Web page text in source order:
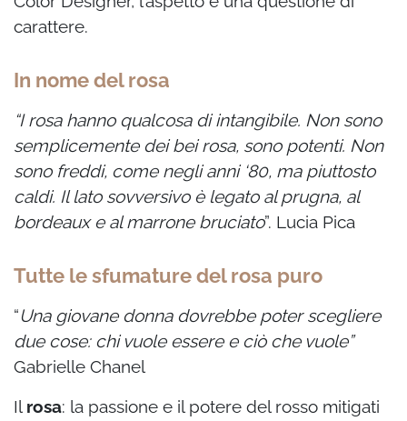
carattere.
In nome del rosa
“I rosa hanno qualcosa di intangibile. Non sono
semplicemente dei bei rosa, sono potenti. Non
sono freddi, come negli anni ‘80, ma piuttosto
caldi. Il lato sovversivo è legato al prugna, al
bordeaux e al marrone bruciato”. Lucia Pica
Tutte le sfumature del rosa puro
“Una giovane donna dovrebbe poter scegliere
due cose: chi vuole essere e ciò che vuole”
Gabrielle Chanel
Il rosa: la passione e il potere del rosso mitigati